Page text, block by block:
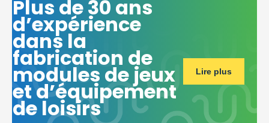
Plus de 30 ans
d’expérience
dans la
fabrication de
modules de jeux
et d’équipement
de loisirs
Lire plus